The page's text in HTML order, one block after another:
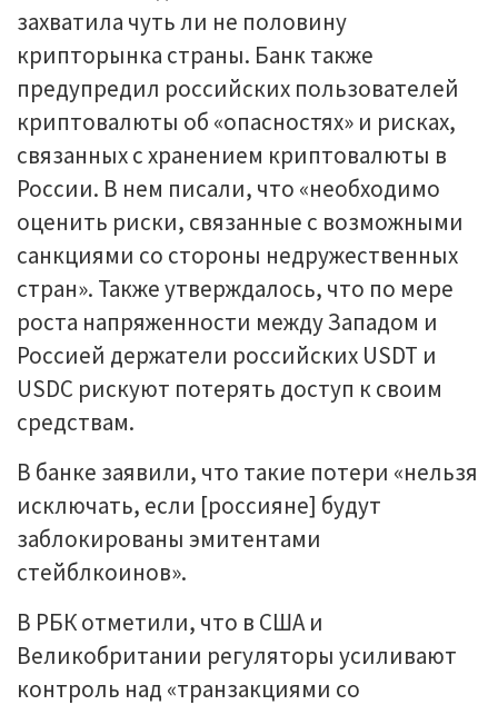
захватила чуть ли не половину
крипторынка страны. Банк также
предупредил российских пользователей
криптовалюты об «опасностях» и рисках,
связанных с хранением криптовалюты в
России. В нем писали, что «необходимо
оценить риски, связанные с возможными
санкциями со стороны недружественных
стран». Также утверждалось, что по мере
роста напряженности между Западом и
Россией держатели российских USDT и
USDC рискуют потерять доступ к своим
средствам.
В банке заявили, что такие потери «нельзя
исключать, если [россияне] будут
заблокированы эмитентами
стейблкоинов».
В РБК отметили, что в США и
Великобритании регуляторы усиливают
контроль над «транзакциями со